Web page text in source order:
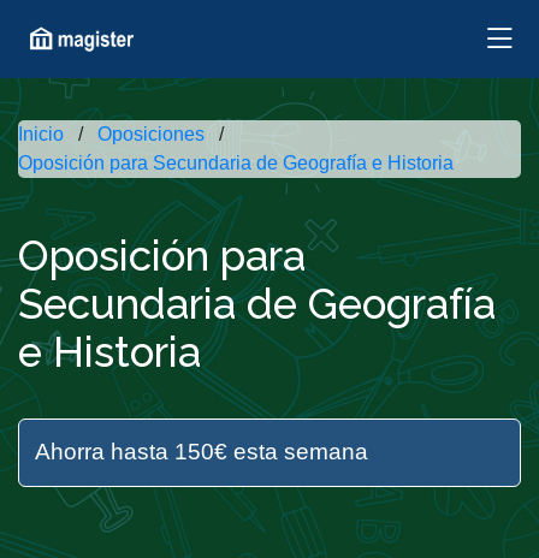
Inicio
Oposiciones
Oposición para Secundaria de Geografía e Historia
Oposición para
Secundaria de Geografía
e Historia
Ahorra hasta 150€ esta semana